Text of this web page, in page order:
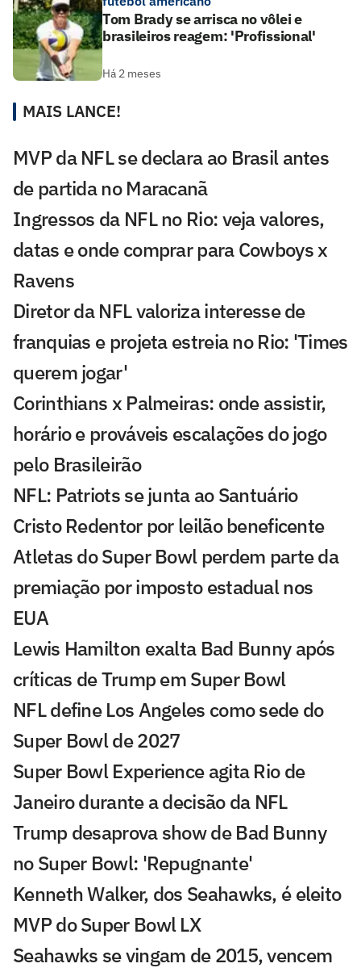
Tom Brady se arrisca no vôlei e
brasileiros reagem: 'Profissional'
Há 2 meses
MAIS LANCE!
MVP da NFL se declara ao Brasil antes
de partida no Maracanã
Ingressos da NFL no Rio: veja valores,
datas e onde comprar para Cowboys x
Ravens
Diretor da NFL valoriza interesse de
franquias e projeta estreia no Rio: 'Times
querem jogar'
Corinthians x Palmeiras: onde assistir,
horário e prováveis escalações do jogo
pelo Brasileirão
NFL: Patriots se junta ao Santuário
Cristo Redentor por leilão beneficente
Atletas do Super Bowl perdem parte da
premiação por imposto estadual nos
EUA
Lewis Hamilton exalta Bad Bunny após
críticas de Trump em Super Bowl
NFL define Los Angeles como sede do
Super Bowl de 2027
Super Bowl Experience agita Rio de
Janeiro durante a decisão da NFL
Trump desaprova show de Bad Bunny
no Super Bowl: 'Repugnante'
Kenneth Walker, dos Seahawks, é eleito
MVP do Super Bowl LX
Seahawks se vingam de 2015, vencem